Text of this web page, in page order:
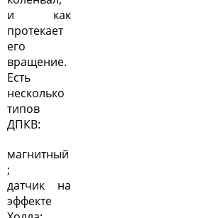
и как
протекает
его
вращение.
Есть
несколько
типов
ДПКВ:
магнитный
;
датчик на
эффекте